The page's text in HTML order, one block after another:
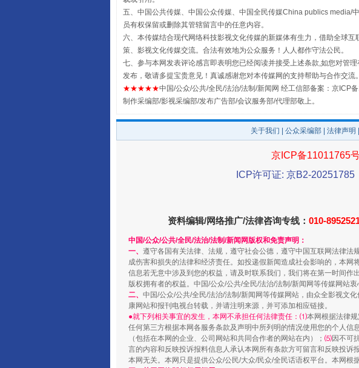
全民健身五年计划来了！等你上场
阿坝州三大球赛在茂县开幕
国家大学科技园优化重塑工作
五、中国公共传媒、中国公众传媒、中国全民传媒China publics
员有权保留或删除其管辖留言中的任意内容。
六、本传媒结合现代网络科技影视文化传媒的新媒体有生力，借助全球
策、影视文化传媒交流。合法有效地为公众服务！人人都作守法公民。
七、参与本网发表评论感言即表明您已经阅读并接受上述条款,如您对管
发布，敬请多提宝贵意见！真诚感谢您对本传媒网的支持帮助与合作交
★★★★★中国/公众/公共/全民/法治/法制/新闻网 经工信部备案：京ICP
制作采编部/影视采编部/发布广告部/会议服务部/代理部敬上。
关于我们 公众采编部 法律声明
京ICP备11011765
ICP许可证: 京B2-20251785
资料编辑/网络推广/法律咨询专线： 010-
中国/公众/公共/全民/法治/法制/新闻网版权和免责声明：
一、 遵守各国有关法律、法规，遵守社会公德，遵守中国互联网法律
成伤害和损失的法律和经济责任。如投递假新闻造成社会影响的，本
信息若无意中涉及到您的权益，请及时联系我们，我们将在第一时间
版权拥有者的权益。中国/公众/公共/全民/法治/法制/新闻网等传媒网站衷
二、 中国/公众/公共/全民/法治/法制/新闻网等传媒网站，由众全影视文
康网站和报刊电视台转载，并请注明来源，并可添加相应链接。
●就下列相关事宜的发生，本网不承担任何法律责任：⑴本网根据法律
任何第三方根据本网各服务条款及声明中所列明的情况使用您的个人信
（包括在本网的企业、公司网站和共同合作者的网站在内）； ⑸因不可
言的内容和反映投诉报料信息人承认本网所有条款方可留言和反映投
本网无关。本网只是提供公众/公民/大众/民众/全民话语权平台。本网根